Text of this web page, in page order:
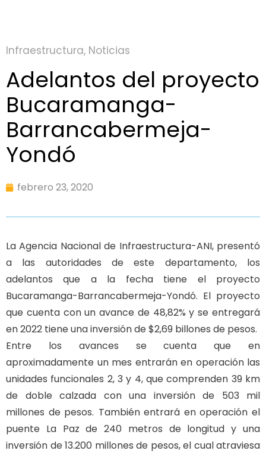
Infraestructura, Noticias
Adelantos del proyecto
Bucaramanga-
Barrancabermeja-
Yondó
febrero 23, 2020
La Agencia Nacional de Infraestructura-ANI, presentó
a las autoridades de este departamento, los
adelantos que a la fecha tiene el proyecto
Bucaramanga-Barrancabermeja-Yondó. El proyecto
que cuenta con un avance de 48,82% y se entregará
en 2022 tiene una inversión de $2,69 billones de pesos.
Entre los avances se cuenta que en
aproximadamente un mes entrarán en operación las
unidades funcionales 2, 3 y 4, que comprenden 39 km
de doble calzada con una inversión de 503 mil
millones de pesos. También entrará en operación el
puente La Paz de 240 metros de longitud y una
inversión de 13.200 millones de pesos, el cual atraviesa